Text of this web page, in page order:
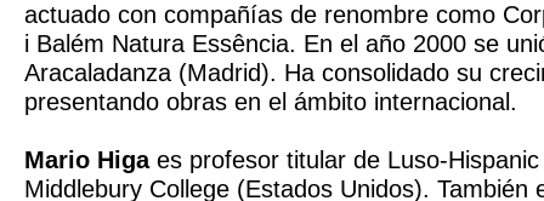
actuado con compañías de renombre como
i Balém Natura Essência. En el año 2000 se
Aracaladanza (Madrid). Ha consolidado su
presentando obras en el ámbito internacional.
Mario Higaes profesor titular de Luso-
Middlebury College (Estados Unidos). También